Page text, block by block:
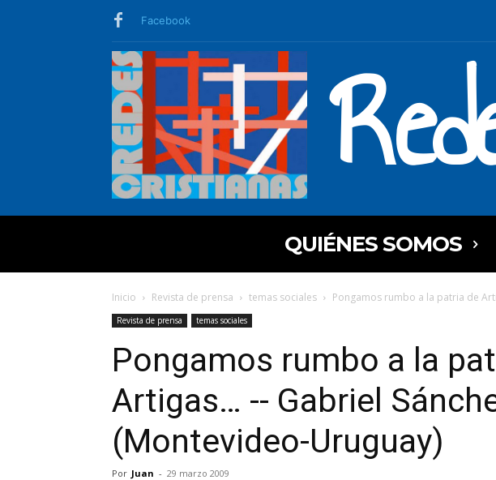
Facebook
QUIÉNES SOMOS
Inicio Revista de prensa temas sociales Pongamos rumbo a la patria de
Revista de prensa temas sociales
Pongamos rumbo a la
Artigas… -- Gabriel
(Montevideo-Uruguay)
Por Juan - 29 marzo 2009